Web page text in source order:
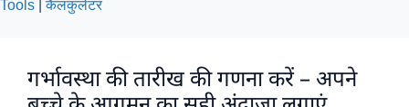
Tools |कैलकुलेटर
गर्भावस्था की तारीख की गणना करें – अपने